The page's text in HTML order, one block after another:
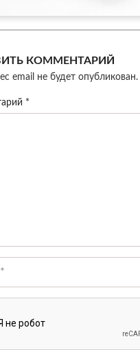
КОММЕНТАРИЙ
email не будет опубликован.
*